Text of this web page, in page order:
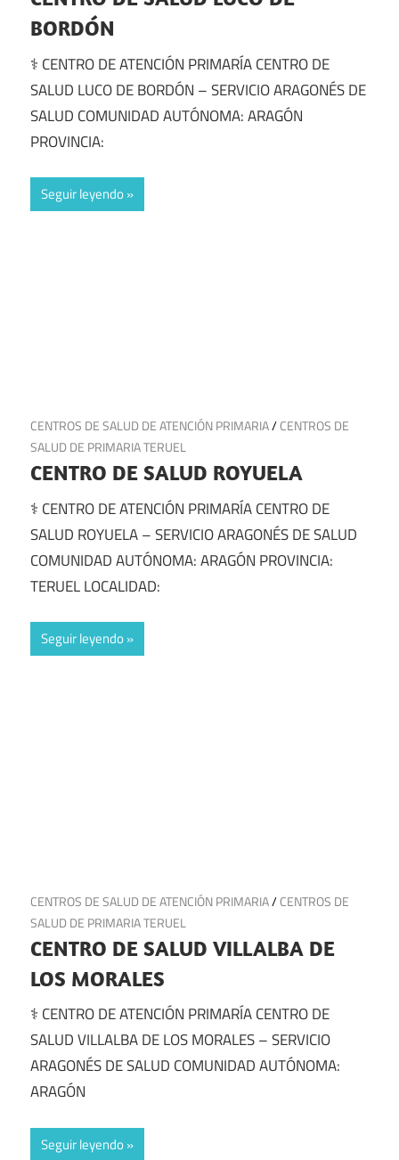
BORDÓN
⚕️ CENTRO DE ATENCIÓN PRIMARÍA CENTRO DE
SALUD LUCO DE BORDÓN – SERVICIO ARAGONÉS DE
SALUD COMUNIDAD AUTÓNOMA: ARAGÓN
PROVINCIA:
Seguir leyendo
8 de julio de 2025
CENTROS DE SALUD DE ATENCIÓN PRIMARIA/CENTROS DE
SALUD DE PRIMARIA TERUEL
CENTRO DE SALUD ROYUELA
⚕️ CENTRO DE ATENCIÓN PRIMARÍA CENTRO DE
SALUD ROYUELA – SERVICIO ARAGONÉS DE SALUD
COMUNIDAD AUTÓNOMA: ARAGÓN PROVINCIA:
TERUEL LOCALIDAD:
Seguir leyendo
7 de julio de 2025
CENTROS DE SALUD DE ATENCIÓN PRIMARIA/CENTROS DE
SALUD DE PRIMARIA TERUEL
CENTRO DE SALUD VILLALBA DE
LOS MORALES
⚕️ CENTRO DE ATENCIÓN PRIMARÍA CENTRO DE
SALUD VILLALBA DE LOS MORALES – SERVICIO
ARAGONÉS DE SALUD COMUNIDAD AUTÓNOMA:
ARAGÓN
Seguir leyendo